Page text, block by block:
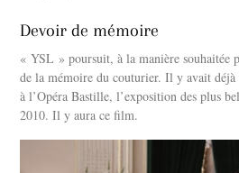
Devoir de mémoire
« YSL » poursuit, à la manière souhaitée
de la mémoire du couturier. Il y avait
à l’Opéra Bastille, l’exposition des plus
2010. Il y aura ce film.